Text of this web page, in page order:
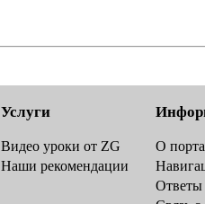
Услуги
Видео уроки от ZG
Наши рекомендации
О
Ответы